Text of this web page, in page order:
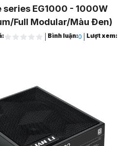
series EG1000 - 1000W
Full Modular/Màu Đen)
- 1000W (ATX3.1/80+Platinum/Full
- 1000W (ATX3.1/80+Platinum/Full
VND Tiết kiệm 1.200.000 VND (-22%)
Bình luận:0
Lượt xem: